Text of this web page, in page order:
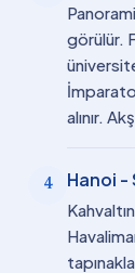
görülür.
alınır.
4 Hanoi -